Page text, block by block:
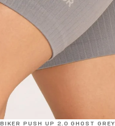
BIKER PUSH UP 2.0 GHOST GREY